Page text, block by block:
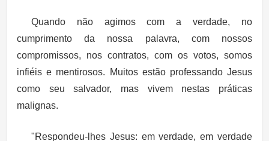
Quando não agimos com a verdade, no
cumprimento da nossa palavra, com nossos
compromissos, nos contratos, com os votos, somos
infiéis e mentirosos. Muitos estão professando Jesus
como seu salvador, mas vivem nestas práticas
malignas.
"Respondeu-lhes Jesus: em verdade, em verdade